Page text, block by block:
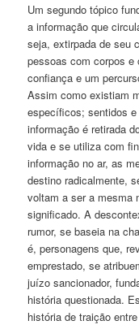
Um segundo tópico
a informação que
seja, extirpada de seu
pessoas com corpos e
confiança e um
Assim como existiam
específicos; sentidos
informação é retirada
vida e se utiliza com
informação no ar, as
destino radicalmente,
voltam a ser a mesma
significado. A
rumor, se baseia na
é, personagens que,
emprestado, se
juízo sancionador,
história questionada.
história de traição